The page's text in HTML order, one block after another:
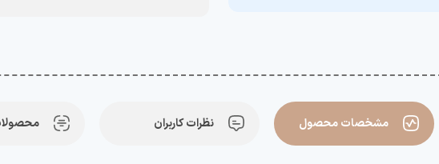
مشخصات محصول نظرات کاربران